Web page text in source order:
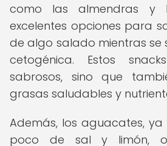
como las almendras y
excelentes opciones para
de algo salado mientras se
cetogénica. Estos
sabrosos, sino que
grasas saludables y
Además, los aguacates,
poco de sal y limón,